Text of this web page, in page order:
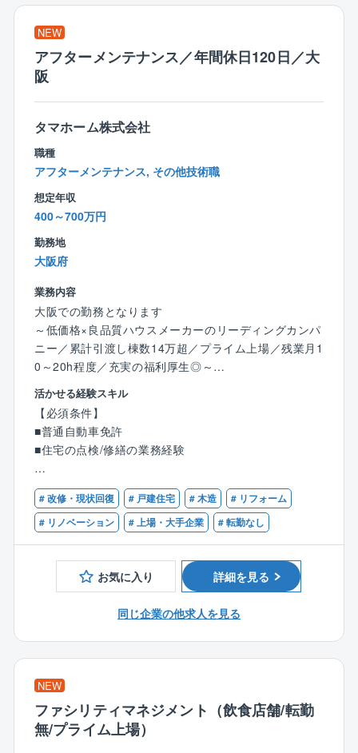
残業時間の徹底管理や、最新技術を導入した生産性の
向上等を進め、完全週休二日、年間休日127日を実現し
ています。
繁忙期、閑散期の波はございますが、残業時間も平均3
0時間程度と、業務とプライベートを両立できる環境が
整っております。
■再雇用制度あり
定年退職は、満60歳（第1定年）満65歳（第2定年）が
定められており自由に選択可能です。また、人事会議
の認定を受けることで、満65歳以降、最長満70歳まで
嘱託社員として就業可能のため、長く就業していただ
【同社について】
■同社は1968年に海峡に架ける長大吊り橋技術の研究
グループを元として設立され、以来世界水準の長大橋
梁設計技術が国際市場で高く評価されています。
■同社はタイ王国鉄道改良計画を皮切りに、吊り橋を中
心としてアメリカ、ヨーロッパ、南米、アフリカ、中
国、韓国、ベトナムなどで数多くのプロジェクトに参
画してきました。
また発展途上国への技術移転に全面的に協力するな
ど、日本の国際協力事業にも積極的に参加していま
す。
■社会基盤を創るような大きい仕事をすることができま
す。
NEW
アフターメンテナンス／年間休日120日／大
阪
タマホーム株式会社
職種
アフターメンテナンス, その他技術職
想定年収
400～700万円
勤務地
大阪府
業務内容
大阪での勤務となります
～低価格×良品質ハウスメーカーのリーディングカンパ
ニー／累計引渡し棟数14万超／プライム上場／残業月1
0～20h程度／充実の福利厚生◎～
【業務内容】
同社で建築されたお施主様に対してのアフターサポー
トとして、点検業務を行っていただきます。
■定期点検（新築引渡後1年、2年、5年、10年）及び、
臨時点検をチェック項目毎にiPadを用いてシステム入
力
■お施主様からのお問い合わせ対応等
■点検を通じての補修は業者手配
■アフターフォローを通じて有償メンテナンス工事のご
定期点検、臨時点検とお客様お問い合わせ対応の組合
せで1日3～4件程、お施主様宅を訪問します。
定期点検は月10～20件程度(支店により変動あり)とな
り、水漏れや給湯器が壊れてしまった等のスポット点
検や、難しい依頼についてはメーカーや職人さんなど
に依頼をし、工事手配を行います。
活かせる経験スキル
【必須条件】
■普通自動車免許
■住宅の点検/修繕の業務経験
【歓迎条件】
■１級建築施工管理技士または一級建築士の資格をお持
ちの方
■２級建築施工管理技士や、二級建築士の資格をお持ち
の方
# 改修・現状回復 # 戸建住宅 # 木造
# リフォーム
# リノベーション
# 上場・大手企業 # 転勤なし
お気に入り 詳細を見る
同じ企業の他求人を見る
NEW
ファシリティマネジメント（飲食店舗/転勤
無/プライム上場）